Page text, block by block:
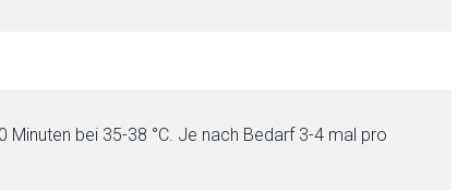
bei 35-38 °C. Je nach Bedarf 3-4 mal pro